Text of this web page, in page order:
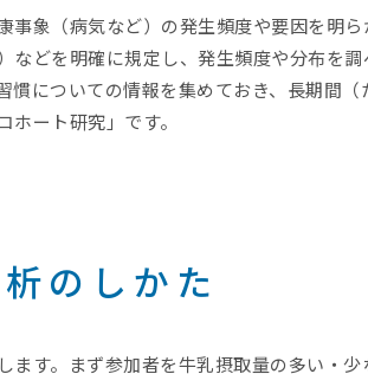
事象（病気など）の発生頻度や要因を明
どを明確に規定し、発生頻度や分布を調
についての情報を集めておき、長期間（
ート研究」です。
のしかた
す。まず参加者を牛乳摂取量の多い・